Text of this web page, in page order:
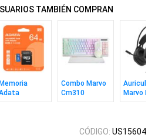
TAMBIÉN COMPRAN
Memoria
64GB
Combo Marvo
Cm310
Teclado In +
Auricular
Marvo
Akari 30
CÓDIGO: US15604